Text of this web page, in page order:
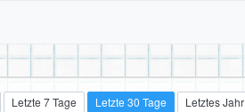
Letzte 7 Tage Letzte 30 Tage Letztes Jahr